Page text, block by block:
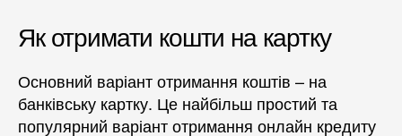
Як отримати кошти на картку
Основний варіант отримання коштів – на
банківську картку. Це найбільш простий та
популярний варіант отримання онлайн кредиту